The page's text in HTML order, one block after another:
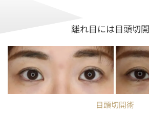
離れ目には目頭切
目頭切開術